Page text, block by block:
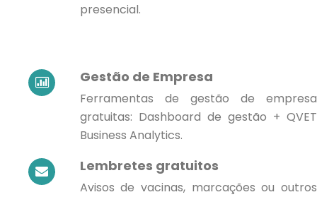
presencial.
Gestão de Empresa
Ferramentas de gestão de empresa
gratuitas: Dashboard de gestão + QVET
Business Analytics.
Lembretes gratuitos
Avisos de vacinas, marcações ou outros